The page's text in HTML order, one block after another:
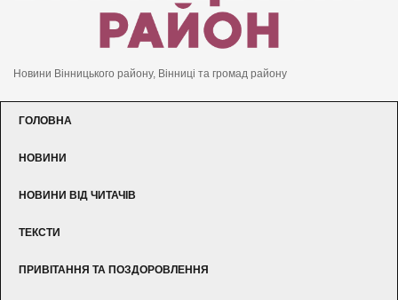
Новини Вінницького району, Вінниці та громад району
ГОЛОВНА
НОВИНИ
НОВИНИ ВІД ЧИТАЧІВ
ТЕКСТИ
ПРИВІТАННЯ ТА ПОЗДОРОВЛЕННЯ